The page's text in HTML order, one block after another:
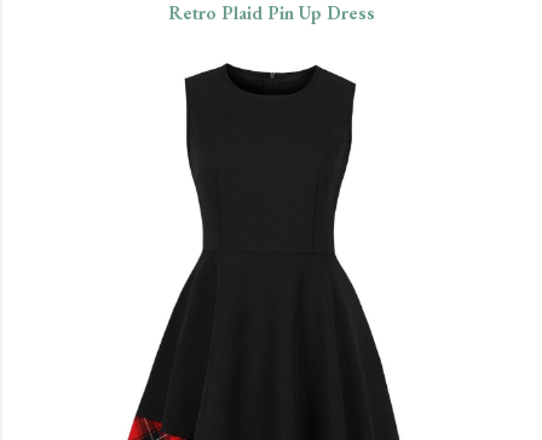
Retro Plaid Pin Up Dress